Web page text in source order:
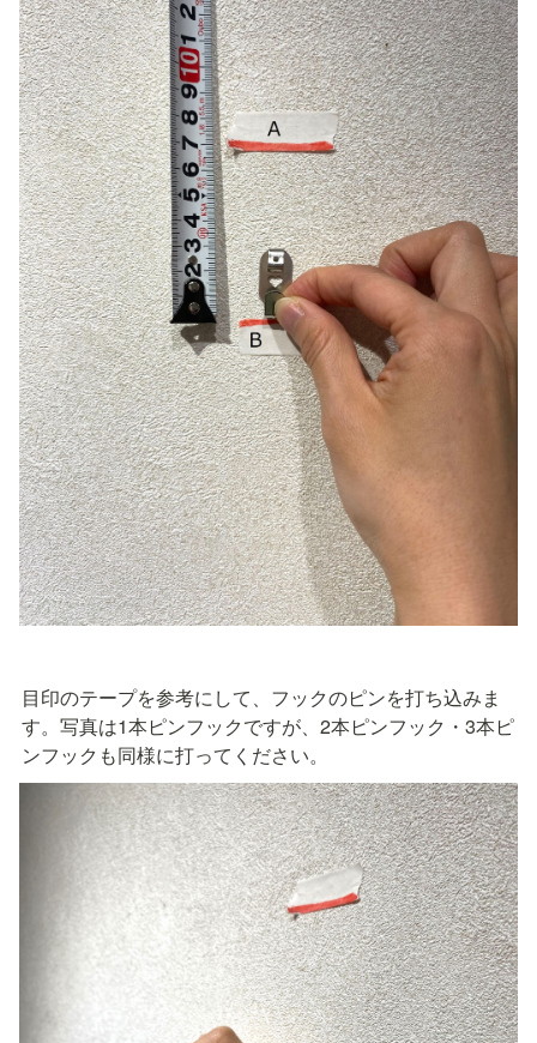
目印のテープを参考にして、フックのピンを打ち込みま
す。写真は1本ピンフックですが、2本ピンフック・3本ピ
ンフックも同様に打ってください。